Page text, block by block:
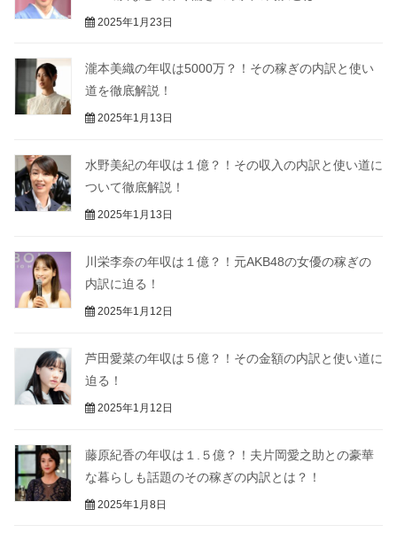
2025年1月23日
瀧本美織の年収は5000万？！その稼ぎの内訳と使い
道を徹底解説！
2025年1月13日
水野美紀の年収は１億？！その収入の内訳と使い道に
ついて徹底解説！
2025年1月13日
川栄李奈の年収は１億？！元AKB48の女優の稼ぎの
内訳に迫る！
2025年1月12日
芦田愛菜の年収は５億？！その金額の内訳と使い道に
迫る！
2025年1月12日
藤原紀香の年収は１.５億？！夫片岡愛之助との豪華
な暮らしも話題のその稼ぎの内訳とは？！
2025年1月8日